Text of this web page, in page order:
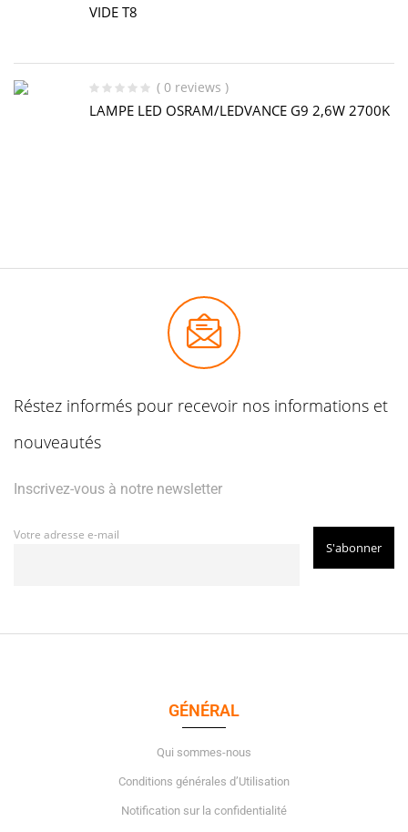
VIDE T8
( 0 reviews )
LAMPE LED OSRAM/LEDVANCE G9 2,6W 2700K
Réstez informés pour recevoir nos informations et
nouveautés
Inscrivez-vous à notre newsletter
Votre adresse e-mail
GÉNÉRAL
Qui sommes-nous
Conditions générales d’Utilisation
Notification sur la confidentialité